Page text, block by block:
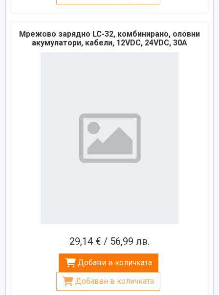
Мрежово зарядно LC-32, комбинирано, оловни
акумулатори, кабели, 12VDC, 24VDC, 30A
29,14 € / 56,99 лв.
Добави в количката
Добавен в количката